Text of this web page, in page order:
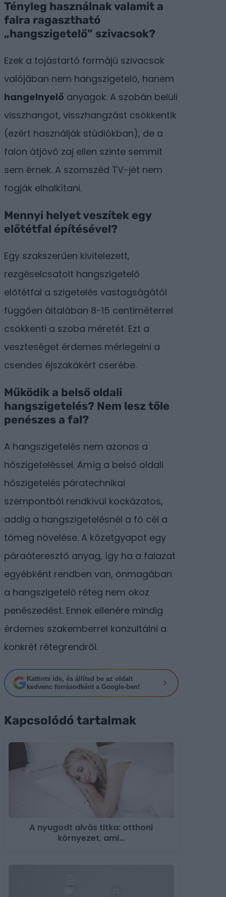
Tényleg használnak valamit a
falra ragasztható
„hangszigetelő” szivacsok?
Ezek a tojástartó formájú szivacsok
valójában nem hangszigetelő, hanem
hangelnyelő anyagok. A szobán belüli
visszhangot, visszhangzást csökkentik
(ezért használják stúdiókban), de a
falon átjövő zaj ellen szinte semmit
sem érnek. A szomszéd TV-jét nem
fogják elhalkítani.
Mennyi helyet veszítek egy
előtétfal építésével?
Egy szakszerűen kivitelezett,
rezgéselcsatolt hangszigetelő
előtétfal a szigetelés vastagságától
függően általában 8-15 centiméterrel
csökkenti a szoba méretét. Ezt a
veszteséget érdemes mérlegelni a
csendes éjszakákért cserébe.
Működik a belső oldali
hangszigetelés? Nem lesz tőle
penészes a fal?
A hangszigetelés nem azonos a
hőszigeteléssel. Amíg a belső oldali
hőszigetelés páratechnikai
szempontból rendkívül kockázatos,
addig a hangszigetelésnél a fő cél a
tömeg növelése. A kőzetgyapot egy
páraáteresztő anyag, így ha a falazat
egyébként rendben van, önmagában
a hangszigetelő réteg nem okoz
penészedést. Ennek ellenére mindig
érdemes szakemberrel konzultálni a
konkrét rétegrendről.
Kattints ide, és állítsd be az oldalt
kedvenc forrásodként a Google-ben!
Kapcsolódó tartalmak
A nyugodt alvás titka: otthoni
környezet, ami…